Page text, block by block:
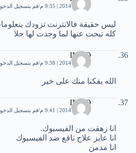
13 يناير، 2014 | 9:35 م قم بتسجيل
ليس حقيقة فالانترنت تزودك
كله تبحت عنها لما وجدت لها حلا
IMAD
13 يناير، 2014 | 9:38 م قم بتسجيل
الله يفكنا منك على خير
IMAD
13 يناير، 2014 | 9:41 م قم بتسجيل
انا زهقت من الفيسبوك.
انا عايز علاج نافع ضد الفيسبوك
انا مدمن